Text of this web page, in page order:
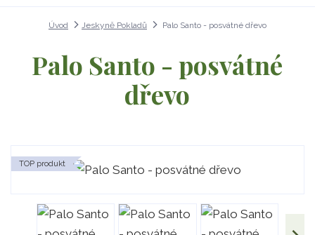
Úvod Jeskyně Pokladů Palo Santo - posvátné dřevo
Palo Santo - posvátné
dřevo
TOP produkt